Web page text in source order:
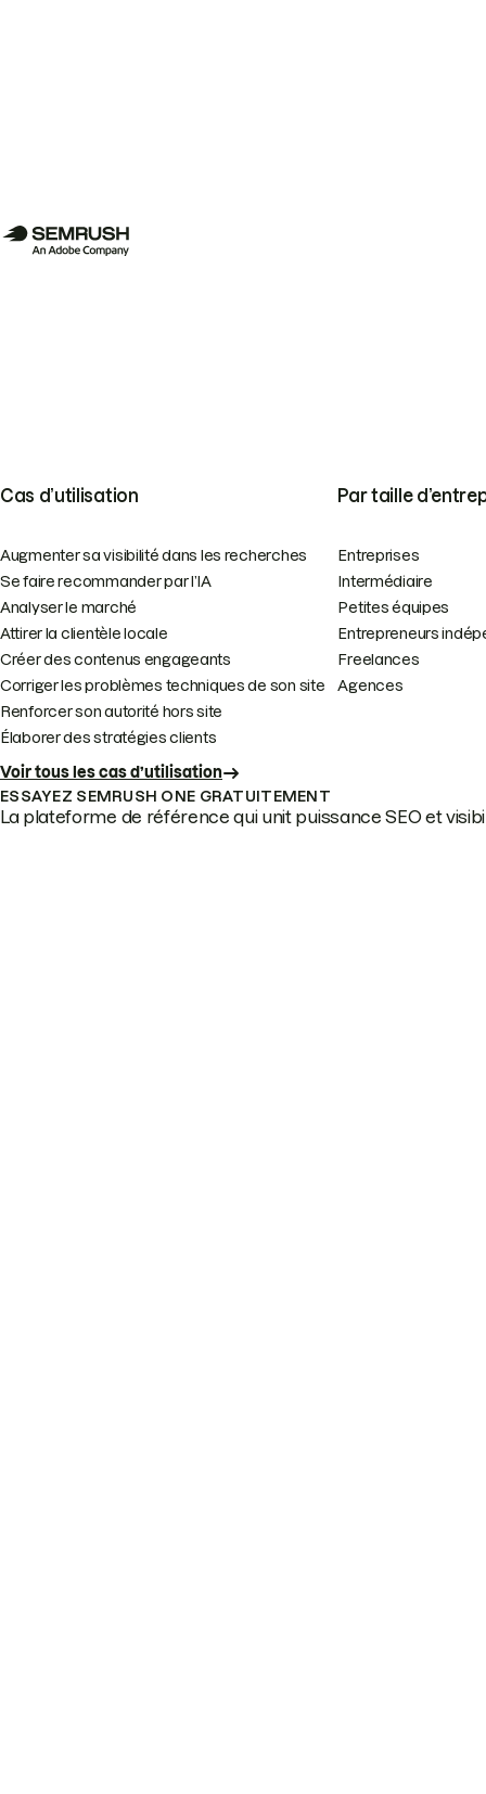
Cas d’utilisation
Augmenter sa visibilité dans les recherches
Se faire recommander par l’IA
Analyser le marché
Attirer la clientèle locale
Créer des contenus engageants
Corriger les problèmes techniques de son site
Renforcer son autorité hors site
Élaborer des stratégies clients
Voir tous les cas d’utilisation
Par taille
Entreprises
Intermédiaire
Petites équipes
Entrepreneurs
Freelances
Agences
ESSAYEZ SEMRUSH ONE GRATUITEMENT
La plateforme de référence qui unit puissance SEO et